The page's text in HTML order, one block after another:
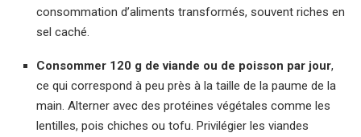
consommation d’aliments transformés, souvent riches en
sel caché.
Consommer 120 g de viande ou de poisson par jour,
ce qui correspond à peu près à la taille de la paume de la
main. Alterner avec des protéines végétales comme les
lentilles, pois chiches ou tofu. Privilégier les viandes